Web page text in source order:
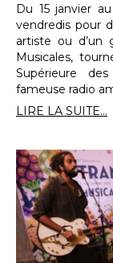
Du 15 janvier
vendredis pour
artiste ou d’un
Musicales,
Supérieure
fameuse radio
LIRE LA SUITE...